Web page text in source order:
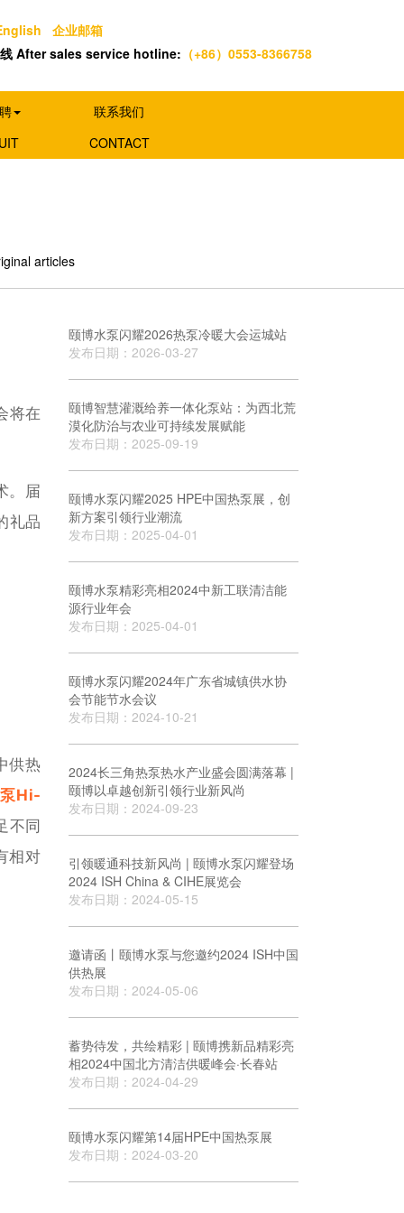
企业邮箱
After sales service hotline: （+86）0553-8366758
联系我们
CONTACT
articles
将在
。届
礼品
供热
Hi-
不同
相对
颐博水泵闪耀2026热泵冷暖大会运城站
发布日期：2026-03-27
颐博智慧灌溉给养一体化泵站：为西北荒
漠化防治与农业可持续发展赋能
发布日期：2025-09-19
颐博水泵闪耀2025 HPE中国热泵展，创
新方案引领行业潮流
发布日期：2025-04-01
颐博水泵精彩亮相2024中新工联清洁能
源行业年会
发布日期：2025-04-01
颐博水泵闪耀2024年广东省城镇供水协
会节能节水会议
发布日期：2024-10-21
2024长三角热泵热水产业盛会圆满落幕 |
颐博以卓越创新引领行业新风尚
发布日期：2024-09-23
引领暖通科技新风尚 | 颐博水泵闪耀登场
2024 ISH China & CIHE展览会
发布日期：2024-05-15
邀请函丨颐博水泵与您邀约2024 ISH中国
供热展
发布日期：2024-05-06
蓄势待发，共绘精彩 | 颐博携新品精彩亮
相2024中国北方清洁供暖峰会·长春站
发布日期：2024-04-29
颐博水泵闪耀第14届HPE中国热泵展
发布日期：2024-03-20